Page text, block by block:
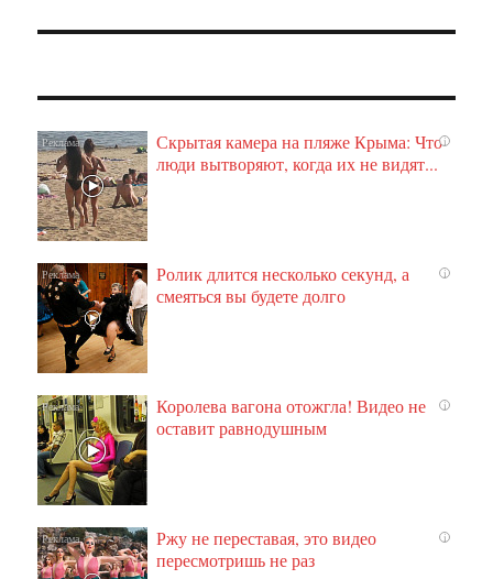
i
Скрытая камера на пляже Крыма: Что
люди вытворяют, когда их не видят...
i
Ролик длится несколько секунд, а
смеяться вы будете долго
i
Королева вагона отожгла! Видео не
оставит равнодушным
i
Ржу не переставая, это видео
пересмотришь не раз